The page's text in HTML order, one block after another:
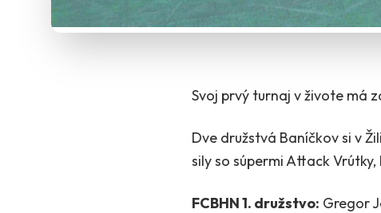
Svoj prvý turnaj v živote má
Dve družstvá Baníčkov si v
sily so súpermi Attack
FCBHN 1. družstvo: Gregor